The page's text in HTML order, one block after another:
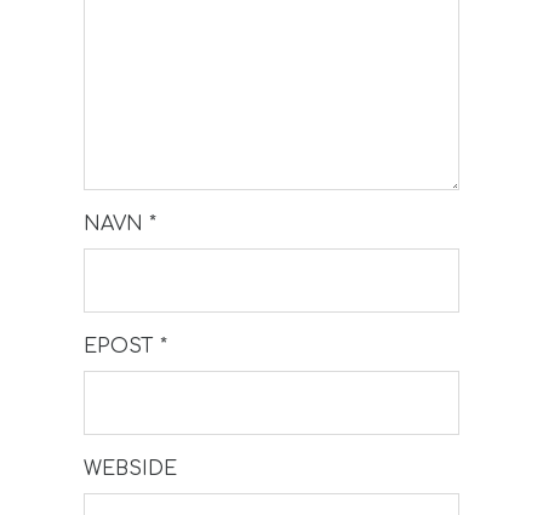
NAVN *
EPOST *
WEBSIDE